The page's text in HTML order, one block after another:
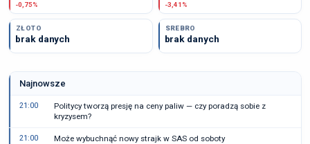
-0,75% -3,41%
ZŁOTO
brak danych
SREBRO
brak danych
Najnowsze
21:00
Politycy tworzą presję na ceny paliw — czy poradzą sobie z
kryzysem?
21:00 Może wybuchnąć nowy strajk w SAS od soboty